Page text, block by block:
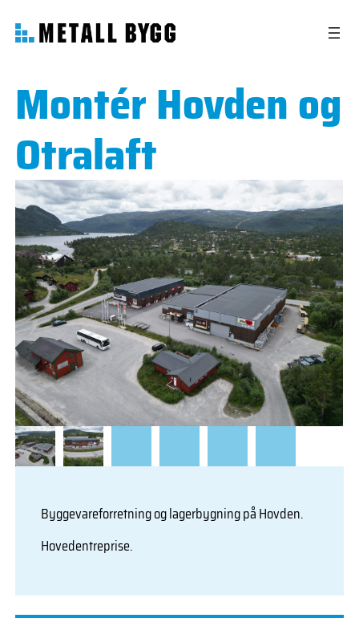
Montér Hovden og
Otralaft
Byggevareforretning og lagerbygning på Hovden.
Hovedentreprise.